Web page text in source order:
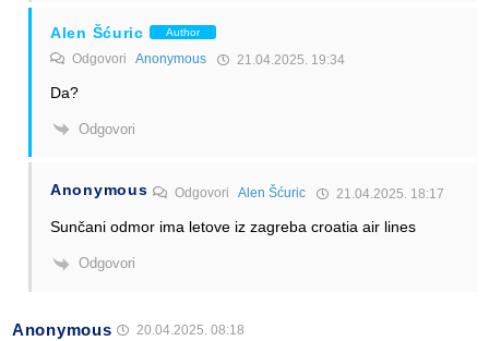
Alen Šćuric Author
Odgovori Anonymous 21.04.2025. 19:34
Da?
Odgovori
Anonymous OdgovoriAlen Šćuric 21.04.2025. 18:17
Sunčani odmor ima letove iz zagreba croatia air lines
Odgovori
Anonymous 20.04.2025. 08:18